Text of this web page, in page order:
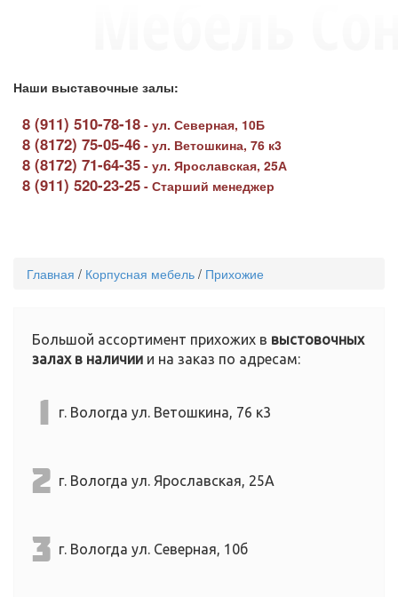
Наши выставочные залы:
8 (911) 510-78-18 - ул. Северная, 10Б
8 (8172) 75-05-46 - ул. Ветошкина, 76 к3
8 (8172) 71-64-35 - ул. Ярославская, 25А
8 (911) 520-23-25 - Старший менеджер
Главная / Корпусная мебель / Прихожие
Большой ассортимент прихожих в выстовочных
залах в наличии и на заказ по адресам:
1 г. Вологда ул. Ветошкина, 76 к3
2 г. Вологда ул. Ярославская, 25А
3 г. Вологда ул. Северная, 10б